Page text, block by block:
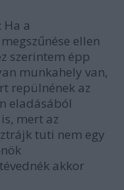
a
ellen
szerintem épp
munkahely van,
repülnének az
eladásából
mert az
tuti nem egy
akkor